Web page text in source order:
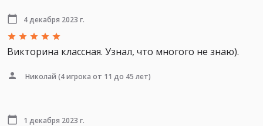
4 декабря 2023 г.
Викторина классная. Узнал, что многого не знаю).
Николай (4 игрока от 11 до 45 лет)
1 декабря 2023 г.